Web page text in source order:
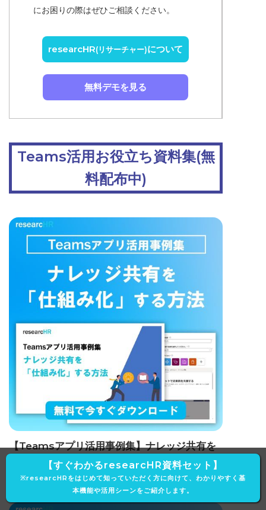
にお困りの際はぜひご相談ください。
researcHR(リサーチャー)について
無料デモを見る
Teams活用お役立ち資料集(無
料配布中)
【Teamsアプリ活用事例集】ナレッジ共有を
「仕組み化」する方法
【すぐわかるresearcHR資料セット】
※researcHRをはじめて知っていただく方に向けて、わかりやすく基
本機能や活用シーンをご紹介します。